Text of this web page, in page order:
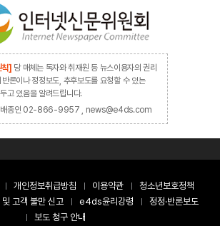
칙] 당 매체는 독자와 취재원 등 뉴스이용자의 권리
반론이나 정정보도, 추후보도를 요청할 수 있는
고 있음을 알려드립니다.
배종인 02-866-9957 , news@e4ds.com
개인정보취급방침 이용약관
청소년보호정책
고객 불만 신고 e4ds윤리강령
정정·반론보도
보도 청구 안내